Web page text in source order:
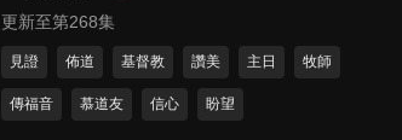
第259集 有進有出
更新至第268集
見證 佈道 基督教 讚美 主日 牧師
傳福音 慕道友 信心 盼望